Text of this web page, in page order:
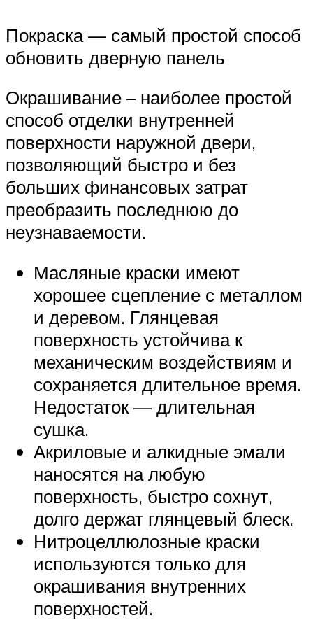
Покраска — самый простой способ
обновить дверную панель
Окрашивание – наиболее простой
способ отделки внутренней
поверхности наружной двери,
позволяющий быстро и без
больших финансовых затрат
преобразить последнюю до
неузнаваемости.
Масляные краски имеют
хорошее сцепление с металлом
и деревом. Глянцевая
поверхность устойчива к
механическим воздействиям и
сохраняется длительное время.
Недостаток — длительная
сушка.
Акриловые и алкидные эмали
наносятся на любую
поверхность, быстро сохнут,
долго держат глянцевый блеск.
Нитроцеллюлозные краски
используются только для
окрашивания внутренних
поверхностей.